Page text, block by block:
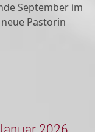
September im
Pastorin